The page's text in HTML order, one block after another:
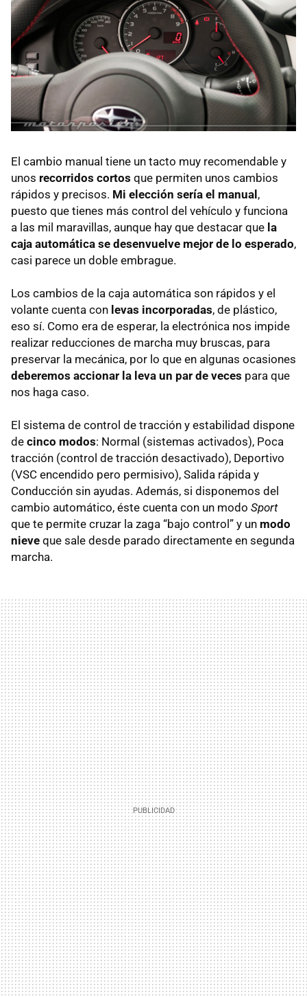
El cambio manual tiene un tacto muy recomendable y
unos recorridos cortos que permiten unos cambios
rápidos y precisos. Mi elección sería el manual,
puesto que tienes más control del vehículo y funciona
a las mil maravillas, aunque hay que destacar que la
caja automática se desenvuelve mejor de lo esperado,
casi parece un doble embrague.
Los cambios de la caja automática son rápidos y el
volante cuenta con levas incorporadas, de plástico,
eso sí. Como era de esperar, la electrónica nos impide
realizar reducciones de marcha muy bruscas, para
preservar la mecánica, por lo que en algunas ocasiones
deberemos accionar la leva un par de veces para que
nos haga caso.
El sistema de control de tracción y estabilidad dispone
de cinco modos: Normal (sistemas activados), Poca
tracción (control de tracción desactivado), Deportivo
(VSC encendido pero permisivo), Salida rápida y
Conducción sin ayudas. Además, si disponemos del
cambio automático, éste cuenta con un modo Sport
que te permite cruzar la zaga “bajo control” y un modo
nieve que sale desde parado directamente en segunda
marcha.